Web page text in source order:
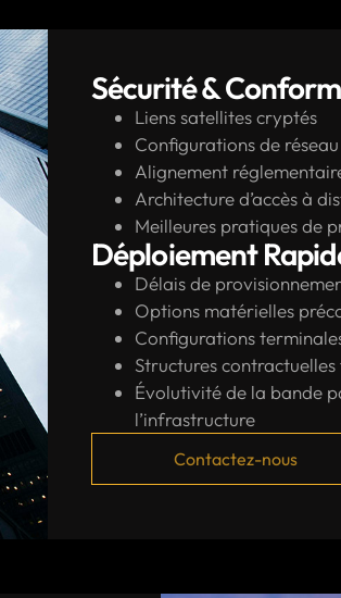
Sécurité &
Liens satellites cryptés
Configurations de
Alignement
Architecture d’accès à
Meilleures pratiques de
Déploiement
Délais de
Options matérielles
Configurations
Structures contractuelles
Évolutivité de la bande
l’infrastructure
Contactez-nous